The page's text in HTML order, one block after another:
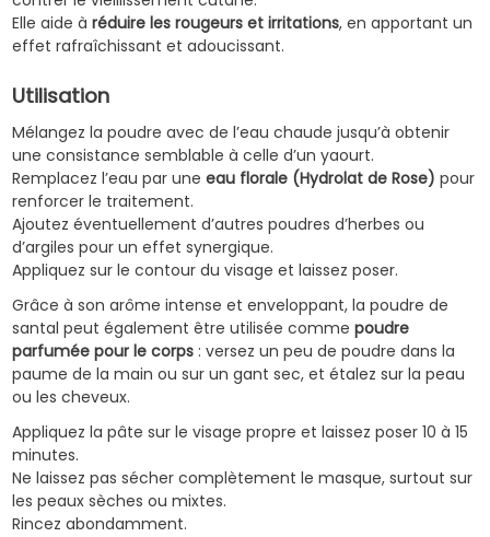
Elle aide à réduire les rougeurs et irritations, en apportant un
effet rafraîchissant et adoucissant.
Utilisation
Mélangez la poudre avec de l’eau chaude jusqu’à obtenir
une consistance semblable à celle d’un yaourt.
Remplacez l’eau par une eau florale (Hydrolat de Rose) pour
renforcer le traitement.
Ajoutez éventuellement d’autres poudres d’herbes ou
d’argiles pour un effet synergique.
Appliquez sur le contour du visage et laissez poser.
Grâce à son arôme intense et enveloppant, la poudre de
santal peut également être utilisée comme poudre
parfumée pour le corps: versez un peu de poudre dans la
paume de la main ou sur un gant sec, et étalez sur la peau
ou les cheveux.
Appliquez la pâte sur le visage propre et laissez poser 10 à 15
minutes.
Ne laissez pas sécher complètement le masque, surtout sur
les peaux sèches ou mixtes.
Rincez abondamment.